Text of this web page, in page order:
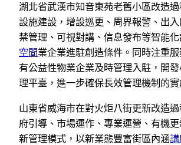
湖北省武漢市知音東苑老舊小區改造
設施建設，增設巡更、周界報警、出
禁管理、可視對講、信息發布等智能
空間業企業進駐創造條件。同時注重
有公益性物業企業及時管理入駐，開
理平臺，進一步確保長效管理機制的實
山東省威海市在對火炬八街更新改造
府引導、市場運作、專業運營、有機
新管理模式，以新業態豐富街區內涵